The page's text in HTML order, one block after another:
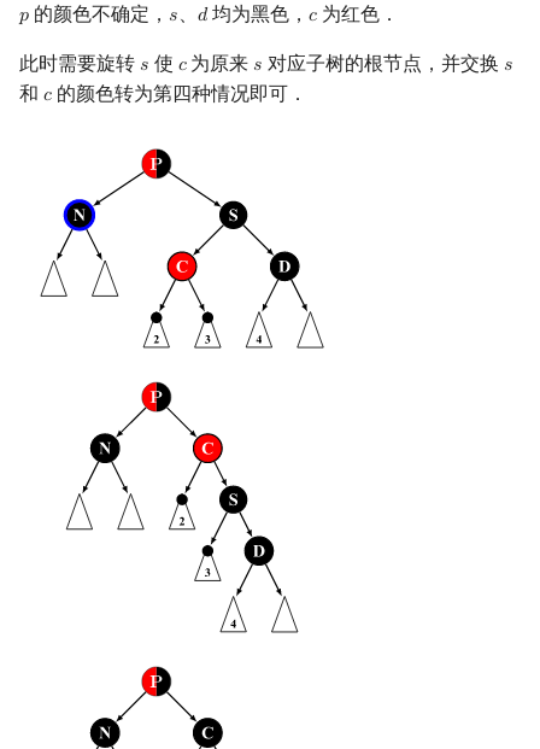
𝑝
p 的颜色不确定， 𝑠
s、 𝑑
d均为黑色， 𝑐
c为红色．
此时需要旋转 𝑠
s 使 𝑐
c为原来 𝑠
s 对应子树的根节点，并交换 𝑠
s
和 𝑐
c的颜色转为第四种情况即可．